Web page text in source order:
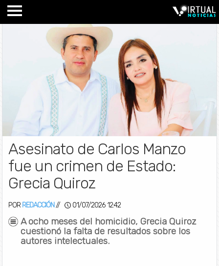
Asesinato de Carlos Manzo
fue un crimen de Estado:
Grecia Quiroz
POR REDACCIÓN // 01/07/2026 12:42
A ocho meses del homicidio, Grecia Quiroz
cuestionó la falta de resultados sobre los
autores intelectuales.